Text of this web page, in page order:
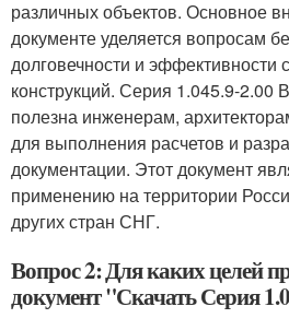
различных объектов. Основное
документе уделяется вопросам
долговечности и эффективности
конструкций. Серия 1.045.9-2.00
полезна инженерам,
для выполнения расчетов и
документации. Этот документ
применению на территории
других стран СНГ.
Вопрос 2: Для каких целей
документ "Скачать Серия